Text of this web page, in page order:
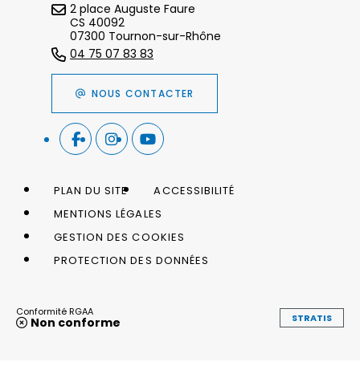
2 place Auguste Faure
CS 40092
07300 Tournon-sur-Rhône
04 75 07 83 83
NOUS CONTACTER
PLAN DU SITE
ACCESSIBILITÉ
MENTIONS LÉGALES
GESTION DES COOKIES
PROTECTION DES DONNÉES
Conformité RGAA
Non conforme STRATIS